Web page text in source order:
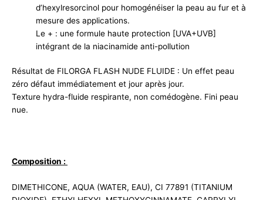
d’hexylresorcinol pour homogénéiser la peau au fur et à
mesure des applications.
Le + : une formule haute protection [UVA+UVB]
intégrant de la niacinamide anti-pollution
Résultat de FILORGA FLASH NUDE FLUIDE : Un effet peau
zéro défaut immédiatement et jour après jour.
Texture hydra-fluide respirante, non comédogène. Fini peau
nue.
Composition :
DIMETHICONE, AQUA (WATER, EAU), CI 77891 (TITANIUM